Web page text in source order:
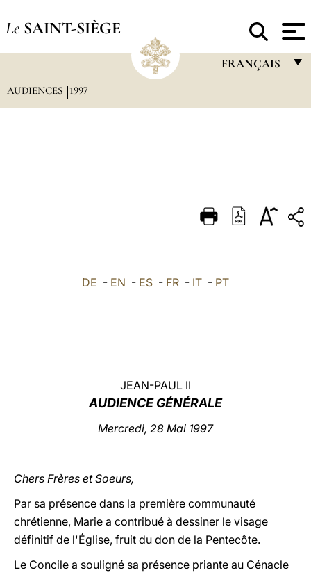
Le SAINT-SIÈGE
FRANÇAIS
DEUTSCH
العربيّة
AUDIENCES 1997
DE - EN - ES - FR - IT - PT
JEAN-PAUL II
AUDIENCE GÉNÉRALE
Mercredi, 28 Mai 1997
Chers Frères et Soeurs,
Par sa présence dans la première communauté
chrétienne, Marie a contribué à dessiner le visage
définitif de l'Église, fruit du don de la Pentecôte.
Le Concile a souligné sa présence priante au Cénacle